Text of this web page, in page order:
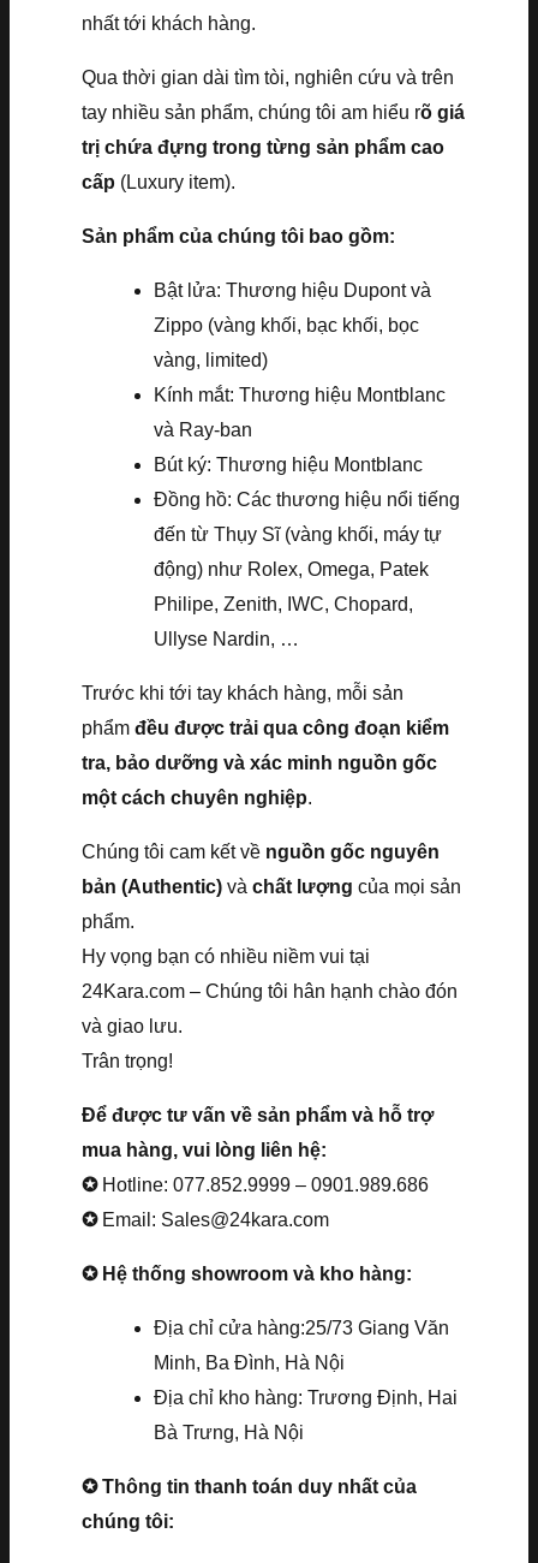
nhất tới khách hàng.
Qua thời gian dài tìm tòi, nghiên cứu và trên
tay nhiều sản phẩm, chúng tôi am hiểu rõ giá
trị chứa đựng trong từng sản phẩm cao
cấp (Luxury item).
Sản phẩm của chúng tôi bao gồm:
Bật lửa: Thương hiệu Dupont và
Zippo (vàng khối, bạc khối, bọc
vàng, limited)
Kính mắt: Thương hiệu Montblanc
và Ray-ban
Bút ký: Thương hiệu Montblanc
Đồng hồ: Các thương hiệu nổi tiếng
đến từ Thụy Sĩ (vàng khối, máy tự
động) như Rolex, Omega, Patek
Philipe, Zenith, IWC, Chopard,
Ullyse Nardin, …
Trước khi tới tay khách hàng, mỗi sản
phẩm đều được trải qua công đoạn kiểm
tra, bảo dưỡng và xác minh nguồn gốc
một cách chuyên nghiệp.
Chúng tôi cam kết về nguồn gốc nguyên
bản (Authentic) và chất lượng của mọi sản
phẩm.
Hy vọng bạn có nhiều niềm vui tại
24Kara.com – Chúng tôi hân hạnh chào đón
và giao lưu.
Trân trọng!
Để được tư vấn về sản phẩm và hỗ trợ
mua hàng, vui lòng liên hệ:
✪ Hotline: 077.852.9999 – 0901.989.686
✪ Email: Sales@24kara.com
✪ Hệ thống showroom và kho hàng:
Địa chỉ cửa hàng:25/73 Giang Văn
Minh, Ba Đình, Hà Nội
Địa chỉ kho hàng: Trương Định, Hai
Bà Trưng, Hà Nội
✪ Thông tin thanh toán duy nhất của
chúng tôi: